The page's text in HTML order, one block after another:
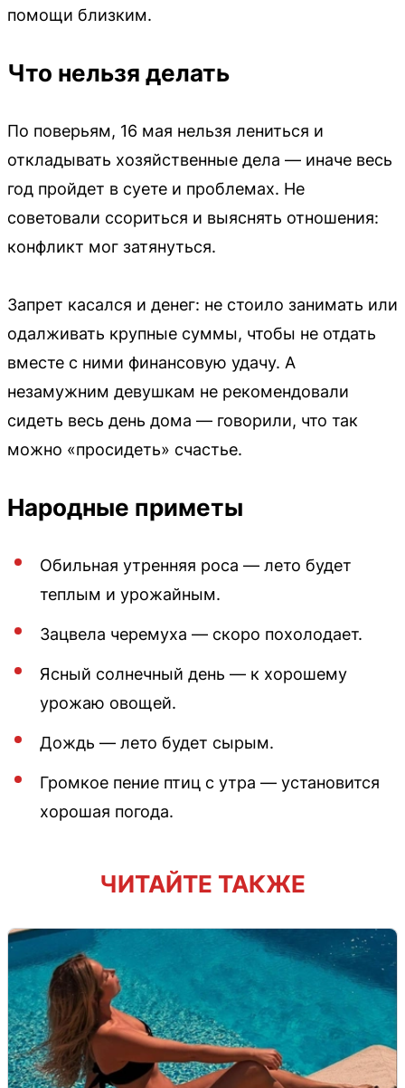
помощи близким.
Что нельзя делать
По поверьям, 16 мая нельзя лениться и
откладывать хозяйственные дела — иначе весь
год пройдет в суете и проблемах. Не
советовали ссориться и выяснять отношения:
конфликт мог затянуться.
Запрет касался и денег: не стоило занимать или
одалживать крупные суммы, чтобы не отдать
вместе с ними финансовую удачу. А
незамужним девушкам не рекомендовали
сидеть весь день дома — говорили, что так
можно «просидеть» счастье.
Народные приметы
Обильная утренняя роса — лето будет
теплым и урожайным.
Зацвела черемуха — скоро похолодает.
Ясный солнечный день — к хорошему
урожаю овощей.
Дождь — лето будет сырым.
Громкое пение птиц с утра — установится
хорошая погода.
ЧИТАЙТЕ ТАКЖЕ